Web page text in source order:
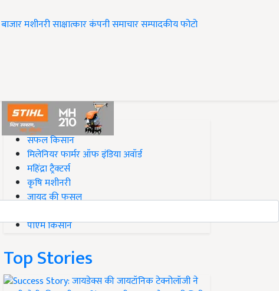
बाजारमशीनरीसाक्षात्कारकंपनी समाचारसम्पादकीयफोटो
#Top on Krishi Jagran
सफल किसान
मिलेनियर फार्मर ऑफ इंडिया अवॉर्ड
महिंद्रा ट्रैक्टर्स
कृषि मशीनरी
जायद की फसल
पीएम किसान
Top Stories